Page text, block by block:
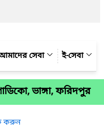
সেবা ই-সেবা
ভাঙ্গা, ফরিদপুর
করুন